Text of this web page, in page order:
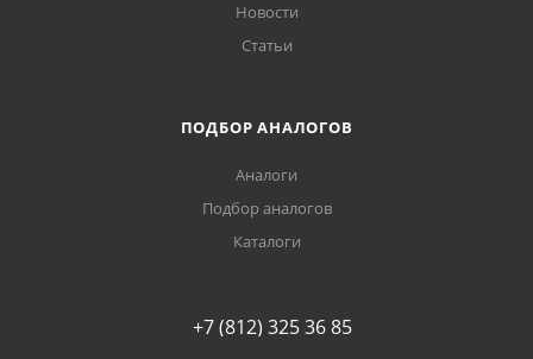
Новости
Статьи
ПОДБОР АНАЛОГОВ
Аналоги
Подбор аналогов
Каталоги
+7 (812) 325 36 85